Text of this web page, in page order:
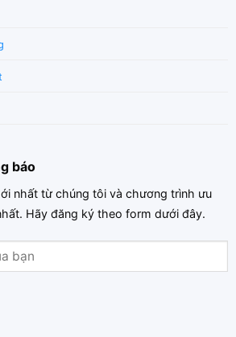
báo
nhất từ chúng tôi và chương trình ưu
Hãy đăng ký theo form dưới đây.